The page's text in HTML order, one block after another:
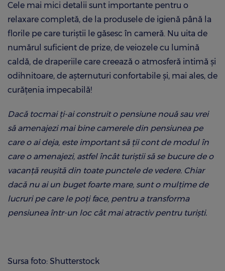
Cele mai mici detalii sunt importante pentru o
relaxare completă, de la produsele de igienă până la
florile pe care turiștii le găsesc în cameră. Nu uita de
numărul suficient de prize, de veiozele cu lumină
caldă, de draperiile care creează o atmosferă intimă și
odihnitoare, de așternuturi confortabile și, mai ales, de
curățenia impecabilă!
Dacă tocmai ți-ai construit o pensiune nouă sau vrei
să amenajezi mai bine camerele din pensiunea pe
care o ai deja, este important să ții cont de modul în
care o amenajezi, astfel încât turiștii să se bucure de o
vacanță reușită din toate punctele de vedere. Chiar
dacă nu ai un buget foarte mare, sunt o mulțime de
lucruri pe care le poți face, pentru a transforma
pensiunea într-un loc cât mai atractiv pentru turiști.
Sursa foto: Shutterstock